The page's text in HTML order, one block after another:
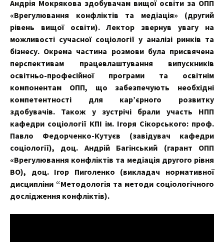
Андрія Мокрякова здобувачам вищої освіти за ОПП
«Врегулювання конфліктів та медіація» (другий
рівень вищої освіти). Лектор звернув увагу на
можливості сучасної соціології у аналізі ринків та
бізнесу. Окрема частина розмови була присвячена
перспективам працевлаштування випускників
освітньо-професійної програми та освітнім
компонентам ОПП, що забезпечують необхідні
компетентності для карʼєрного розвитку
здобувачів. Також у зустрічі брали участь НПП
кафедри соціології КПІ ім. Ігоря Сікорського: проф.
Павло Федорченко-Кутуєв (завідувач кафедри
соціології), доц. Андрій Багінський (гарант ОПП
«Врегулювання конфліктів та медіація другого рівня
ВО), доц. Ігор Пиголенко (викладач нормативної
дисципліни “Методологія та методи соціологічного
дослідження конфліктів).